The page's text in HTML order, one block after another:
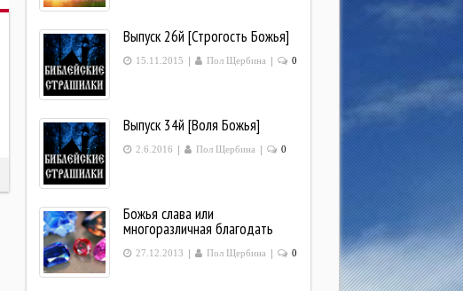
Выпуск 26й [Строгость Божья]
15.11.2015 | Пол Щербина | 0
Выпуск 34й [Воля Божья]
2.6.2016 | Пол Щербина | 0
Божья слава или
многоразличная благодать
27.12.2013 | Пол Щербина | 0